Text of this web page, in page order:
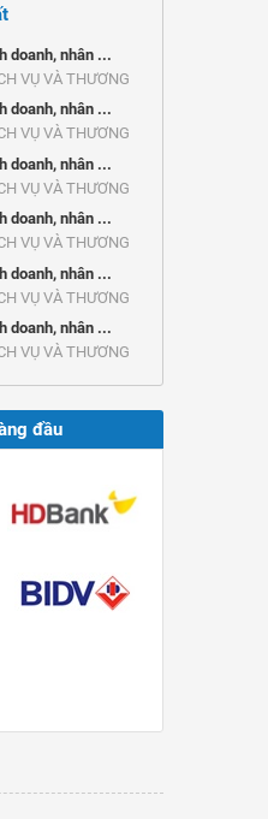
doanh, nhân ...
VỤ VÀ THƯƠNG
doanh, nhân ...
VỤ VÀ THƯƠNG
doanh, nhân ...
VỤ VÀ THƯƠNG
doanh, nhân ...
VỤ VÀ THƯƠNG
doanh, nhân ...
VỤ VÀ THƯƠNG
doanh, nhân ...
VỤ VÀ THƯƠNG
đầu